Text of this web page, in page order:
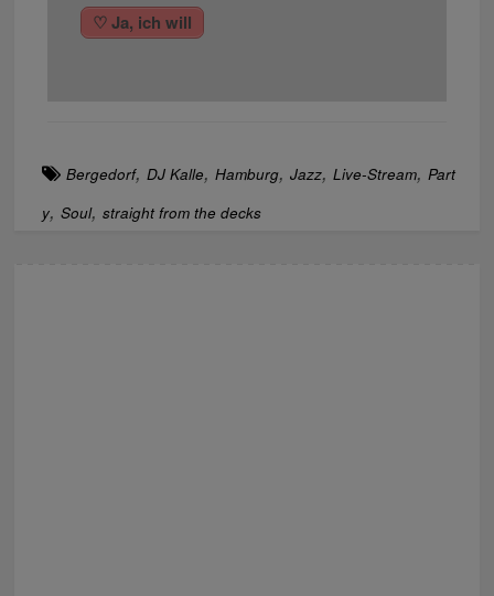
♡ Ja, ich will
Bergedorf,DJ Kalle,Hamburg,Jazz,Live-Stream,Part
y,Soul,straight from the decks